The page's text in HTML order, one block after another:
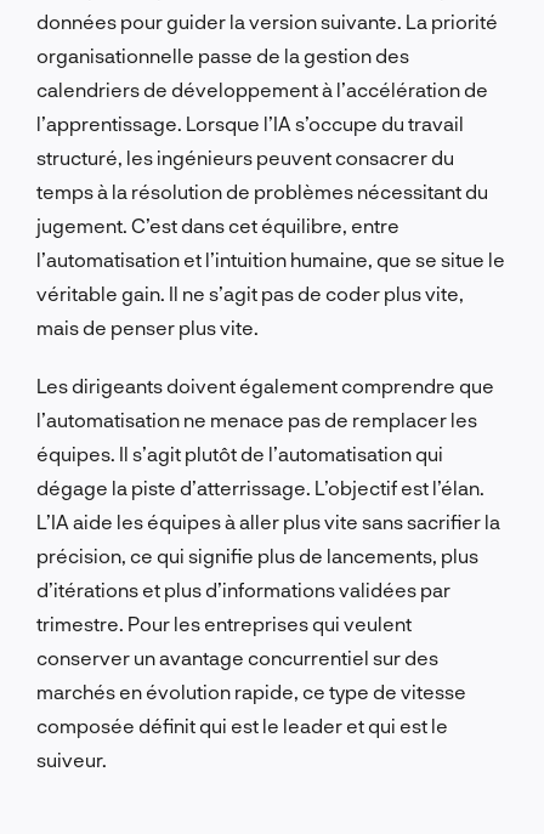
données pour guider la version suivante. La priorité
organisationnelle passe de la gestion des
calendriers de développement à l’accélération de
l’apprentissage. Lorsque l’IA s’occupe du travail
structuré, les ingénieurs peuvent consacrer du
temps à la résolution de problèmes nécessitant du
jugement. C’est dans cet équilibre, entre
l’automatisation et l’intuition humaine, que se situe le
véritable gain. Il ne s’agit pas de coder plus vite,
mais de penser plus vite.
Les dirigeants doivent également comprendre que
l’automatisation ne menace pas de remplacer les
équipes. Il s’agit plutôt de l’automatisation qui
dégage la piste d’atterrissage. L’objectif est l’élan.
L’IA aide les équipes à aller plus vite sans sacrifier la
précision, ce qui signifie plus de lancements, plus
d’itérations et plus d’informations validées par
trimestre. Pour les entreprises qui veulent
conserver un avantage concurrentiel sur des
marchés en évolution rapide, ce type de vitesse
composée définit qui est le leader et qui est le
suiveur.